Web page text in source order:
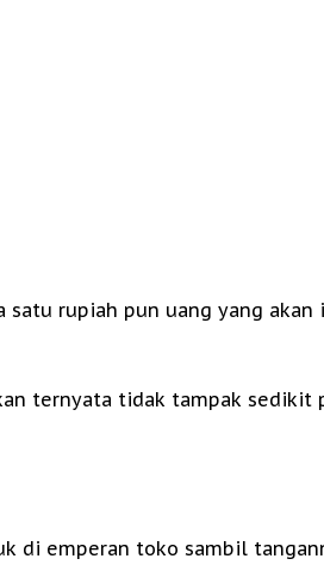
satu rupiah pun uang yang
ternyata tidak tampak sedikit
di emperan toko sambil